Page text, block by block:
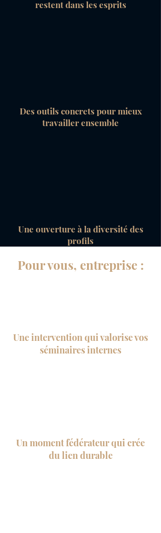
restent dans les esprits
Des outils concrets pour mieux
travailler ensemble
Une ouverture à la diversité des
profils
Pour vous, entreprise :
Une intervention qui valorise vos
séminaires internes
Un moment fédérateur qui crée
du lien durable